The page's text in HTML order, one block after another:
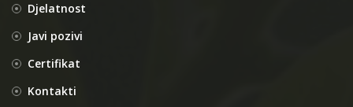
Djelatnost
Javi pozivi
Certifikat
Kontakti